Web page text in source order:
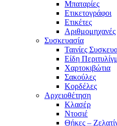
Μπαταρίες
Ετικετογράφοι
Ετικέτες
Αριθμομηχανές
Συσκευασία
Ταινίες
Είδη
Χαρτοκιβώτια
Σακούλες
Κορδέλες
Αρχειοθέτηση
Κλασέρ
Ντοσιέ
Θήκες –